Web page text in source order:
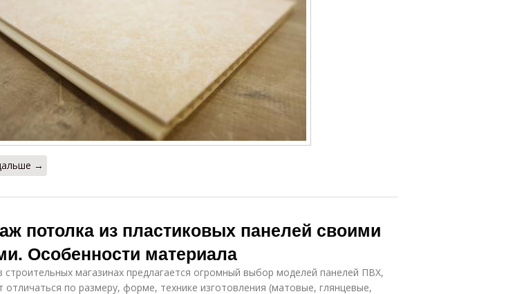
→
потолка из пластиковых панелей своими
Особенности материала
строительных магазинах предлагается огромный выбор моделей панелей ПВХ,
отличаться по размеру, форме, технике изготовления (матовые, глянцевые,